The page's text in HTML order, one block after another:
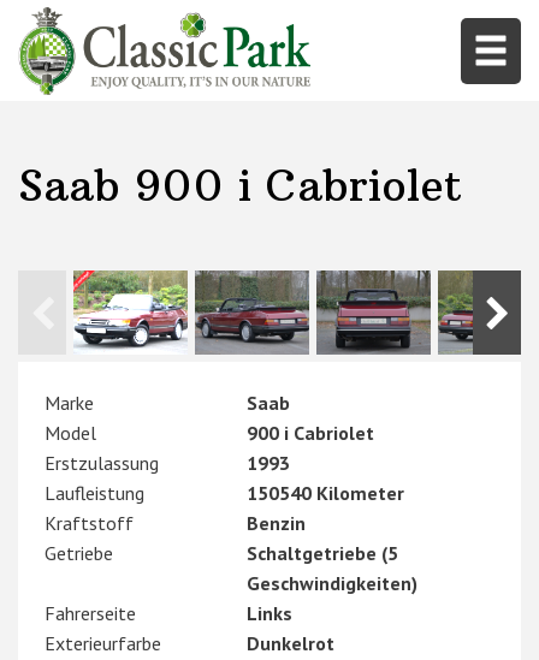
Saab 900 i Cabriolet
Marke
Saab
Model
900 i Cabriolet
Erstzulassung
1993
Laufleistung
150540 Kilometer
Kraftstoff
Benzin
Getriebe
Schaltgetriebe (5
Geschwindigkeiten)
Fahrerseite
Links
Exterieurfarbe
Dunkelrot